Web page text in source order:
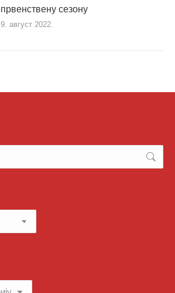
првенствену сезону
9. август 2022.